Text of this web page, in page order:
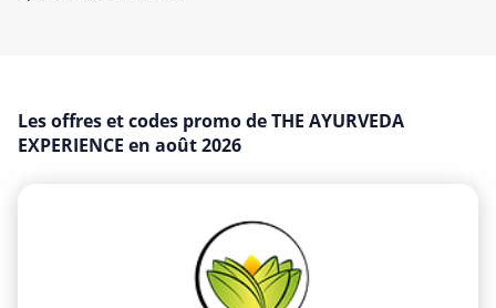
Les offres et codes promo de THE AYURVEDA
EXPERIENCE en août 2026